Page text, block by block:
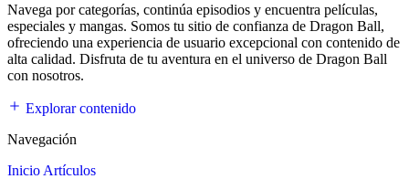
Navega por categorías, continúa episodios y encuentra películas,
especiales y mangas. Somos tu sitio de confianza de Dragon Ball,
ofreciendo una experiencia de usuario excepcional con contenido de
alta calidad. Disfruta de tu aventura en el universo de Dragon Ball
con nosotros.
Explorar contenido
Navegación
Inicio Artículos